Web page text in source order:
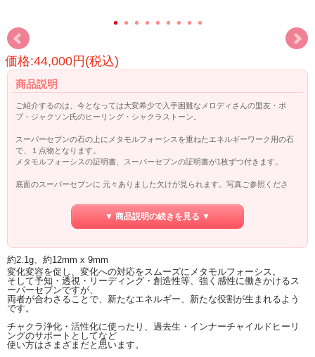
価格:44,000円(税込)
商品説明
ご紹介するのは、今となっては大変希少で入手困難なメロディさんの盟友・ボ
ブ・ジャクソン氏のヒーリング・シャクラストーン。
スーパーセブンの石の上にメタモルフォーシスを重ねたエネルギーワーク用の石
で、１点物となります。
メタモルフォーシスの証明書、スーパーセブンの証明書が1枚ずつ付きます。
底面のスーパーセブンに 元々ありました欠けが見られます。写真ご参照くださ
▼ 商品説明の続きを見る ▼
約2.1g、約12mm x 9mm
変化変容を促し、変化への対応をスムーズにメタモルフォーシス。
そして予知・透視・リーディング・創造性等、強く感性に働きかけるス
ーパーセブンですが、
両者が合わさることで、新たなエネルギー、新たな役割が生まれるよう
です。
チャクラ浄化・活性化に使ったり、過去生・インナーチャイルドヒーリ
ングのサポートとしてなど
使い方はさまざまだと思います。